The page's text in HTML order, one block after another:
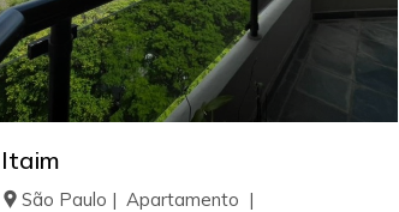
Itaim
São Paulo | Apartamento |